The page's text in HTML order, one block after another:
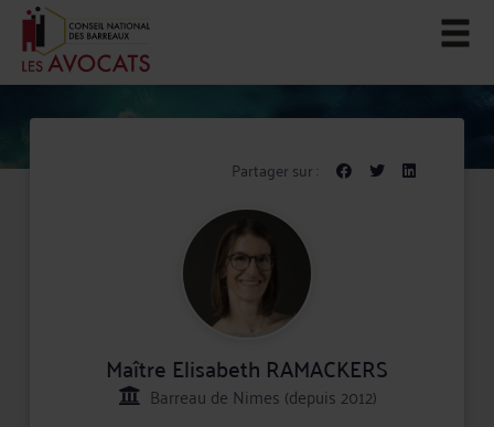
Partager sur :
Maître Elisabeth RAMACKERS
Barreau de Nimes (depuis 2012)